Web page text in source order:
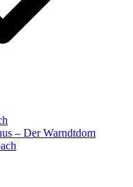
– Der Warndtdom